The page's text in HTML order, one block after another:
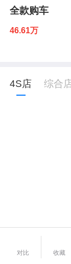
全款购车
46.61万
4S店 综合
对比 收藏